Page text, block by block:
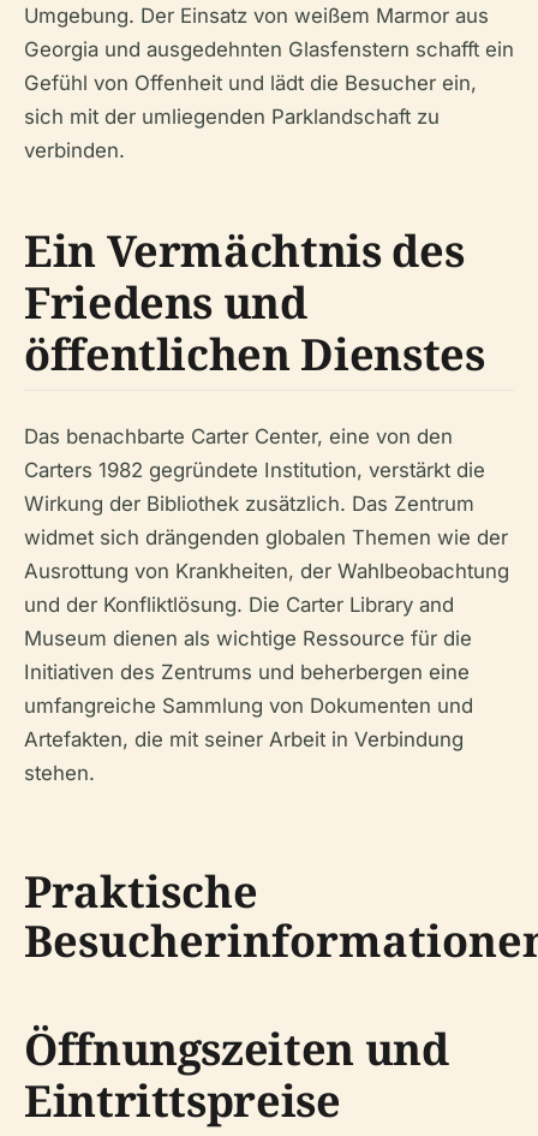
Umgebung. Der Einsatz von weißem Marmor aus
Georgia und ausgedehnten Glasfenstern schafft ein
Gefühl von Offenheit und lädt die Besucher ein,
sich mit der umliegenden Parklandschaft zu
verbinden.
Ein Vermächtnis des
Friedens und
öffentlichen Dienstes
Das benachbarte Carter Center, eine von den
Carters 1982 gegründete Institution, verstärkt die
Wirkung der Bibliothek zusätzlich. Das Zentrum
widmet sich drängenden globalen Themen wie der
Ausrottung von Krankheiten, der Wahlbeobachtung
und der Konfliktlösung. Die Carter Library and
Museum dienen als wichtige Ressource für die
Initiativen des Zentrums und beherbergen eine
umfangreiche Sammlung von Dokumenten und
Artefakten, die mit seiner Arbeit in Verbindung
stehen.
Praktische
Öffnungszeiten und
Eintrittspreise